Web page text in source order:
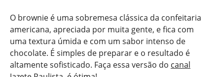
O brownie é uma sobremesa clássica da confeitaria
americana, apreciada por muita gente, e fica com
uma textura úmida e com um sabor intenso de
chocolate. É simples de preparar e o resultado é
altamente sofisticado. Faça essa versão do canal